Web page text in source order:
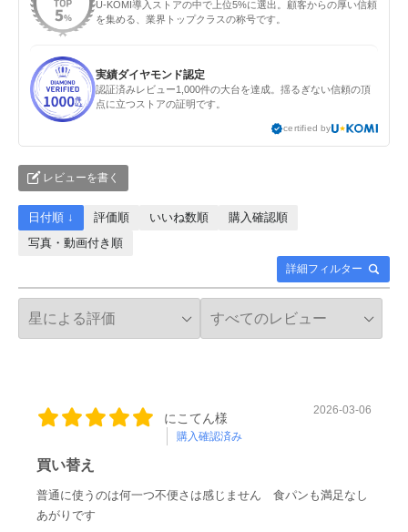
U-KOMI導入ストアの中で上位5%に選出。顧客からの厚い信頼
を集める、業界トップクラスの称号です。
実績ダイヤモンド認定
認証済みレビュー1,000件の大台を達成。揺るぎない信頼の頂
点に立つストアの証明です。
certified by
レビューを書く
詳細フィルター
日付順 ↓ 評価順 いいね数順
購入確認順
写真・動画付き順
にこてん様
購入確認済み
2026-03-06
買い替え
普通に使うのは何一つ不便さは感じません 食パンも満足なし
あがりです